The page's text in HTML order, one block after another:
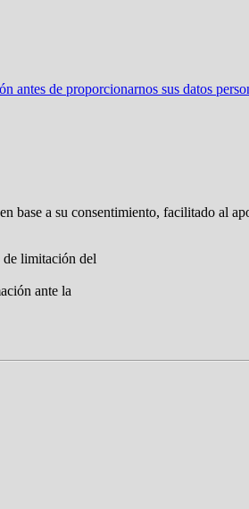
antes de proporcionarnos sus datos
base a su consentimiento, facilitado al
limitación del
ante la